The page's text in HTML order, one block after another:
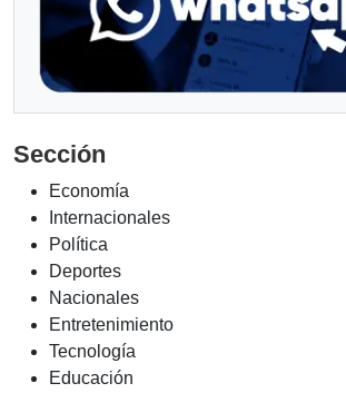
Sección
Economía
Internacionales
Política
Deportes
Nacionales
Entretenimiento
Tecnología
Educación